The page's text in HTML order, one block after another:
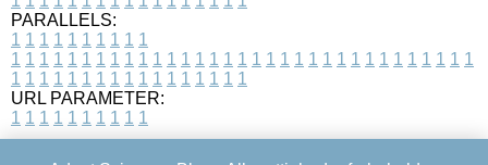
PARALLELS:
1 1 1 1 1 1 1 1 1 1
1 1 1 1 1 1 1 1 1 1 1 1 1 1 1 1 1 1 1 1 1 1 1 1 1 1 1 1 1 1 1 1 1
1 1 1 1 1 1 1 1 1 1 1 1 1 1 1 1 1
URL PARAMETER:
1 1 1 1 1 1 1 1 1 1